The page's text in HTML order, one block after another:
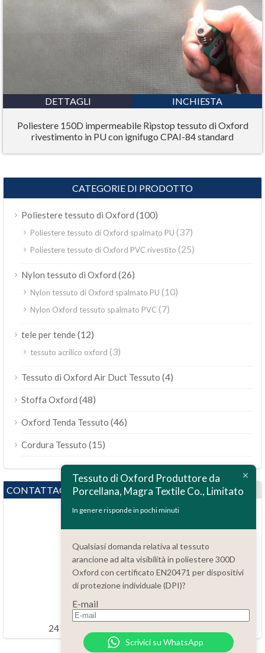
DETTAGLI INCHIESTA
Poliestere 150D impermeabile Ripstop tessuto di Oxford
rivestimento in PU con ignifugo CPAI-84 standard
CATEGORIE DI PRODOTTO
Poliestere tessuto di Oxford (100)
Poliestere tessuto di Oxford spalmato PU (37)
Poliestere tessuto di Oxford PVC rivestito (25)
Nylon tessuto di Oxford (26)
Nylon tessuto di Oxford spalmato PU (10)
Nylon Oxford tessuto spalmato PVC(7)
tele per tende(12)
tessuto acrilico oxford (3)
Tessuto di Oxford Air Duct Tessuto (4)
Stoffa Oxford (48)
Oxford Tenda Tessuto (46)
Cordura Tessuto (15)
CONTATTACI
Domande?
86.15051486055
order@china-fabrics.net
24 ore ogni giorno 7 giorni ogni settimana
Tessuto di Oxford Produttore da
Porcellana, Magra Textile Co., Limitato
In genere risponde in pochi minuti
Qualsiasi domanda relativa al tessuto
arancione ad alta visibilità in poliestere 300D
Oxford con certificato EN20471 per dispositivi
di protezione individuale (DPI)?
E-mail
Scrivici su WhatsApp